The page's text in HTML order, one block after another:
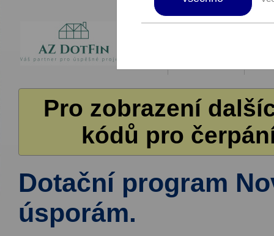
Pro zobrazení
kódů pro
Dotační program
úsporám.